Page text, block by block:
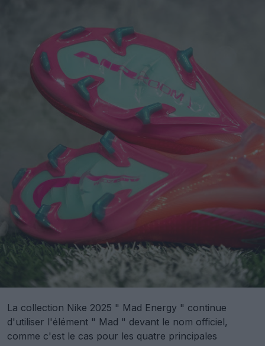
La collection Nike 2025 " Mad Energy " continue
d'utiliser l'élément " Mad " devant le nom officiel,
comme c'est le cas pour les quatre principales